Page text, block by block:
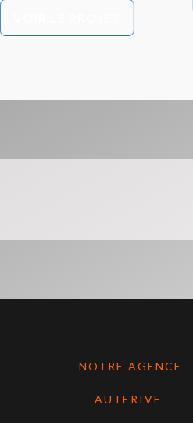
NOTRE AGENCE
AUTERIVE